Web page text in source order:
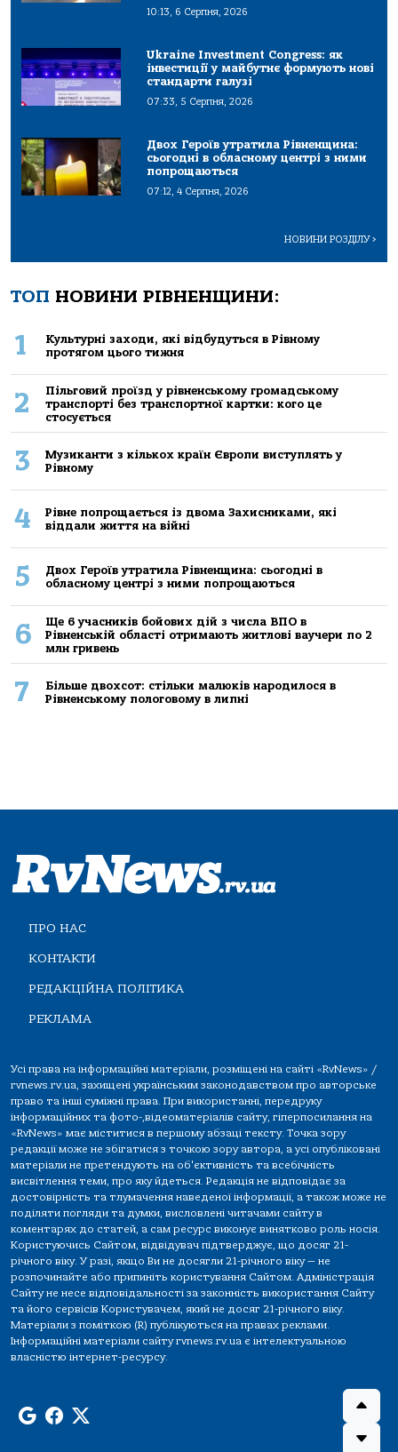
10:13, 6 Серпня, 2026
Ukraine Investment Congress: як
інвестиції у майбутнє формують нові
стандарти галузі
07:33, 5 Серпня, 2026
Двох Героїв утратила Рівненщина:
сьогодні в обласному центрі з ними
попрощаються
07:12, 4 Серпня, 2026
НОВИНИ РОЗДІЛУ>
ТОП НОВИНИ РІВНЕНЩИНИ:
1
Культурні заходи, які відбудуться в Рівному
протягом цього тижня
2
Пільговий проїзд у рівненському громадському
транспорті без транспортної картки: кого це
стосується
3
Музиканти з кількох країн Європи виступлять у
Рівному
4
Рівне попрощається із двома Захисниками, які
віддали життя на війні
5
Двох Героїв утратила Рівненщина: сьогодні в
обласному центрі з ними попрощаються
6
Ще 6 учасників бойових дій з числа ВПО в
Рівненській області отримають житлові ваучери по 2
млн гривень
7
Більше двохсот: стільки малюків народилося в
Рівненському пологовому в липні
ПРО НАС
КОНТАКТИ
РЕДАКЦІЙНА ПОЛІТИКА
РЕКЛАМА
Усі права на інформаційні матеріали, розміщені на сайті «RvNews» /
rvnews.rv.ua, захищені українським законодавством про авторське
право та інші суміжні права. При використанні, передруку
інформаційних та фото-,відеоматеріалів сайту, гіперпосилання на
«RvNews» має міститися в першому абзаці тексту. Точка зору
редакції може не збігатися з точкою зору автора, а усі опубліковані
матеріали не претендують на об'єктивність та всебічність
висвітлення теми, про яку йдеться. Редакція не відповідає за
достовірність та тлумачення наведеної інформації, а також може не
поділяти погляди та думки, висловлені читачами сайту в
коментарях до статей, а сам ресурс виконує винятково роль носія.
Користуючись Сайтом, відвідувач підтверджує, що досяг 21-
річного віку. У разі, якщо Ви не досягли 21-річного віку — не
розпочинайте або припиніть користування Сайтом. Адміністрація
Сайту не несе відповідальності за законність використання Сайту
та його сервісів Користувачем, який не досяг 21-річного віку.
Матеріали з поміткою (R) публікуються на правах реклами.
Інформаційні матеріали сайту rvnews.rv.ua є інтелектуальною
власністю інтернет-ресурсу.